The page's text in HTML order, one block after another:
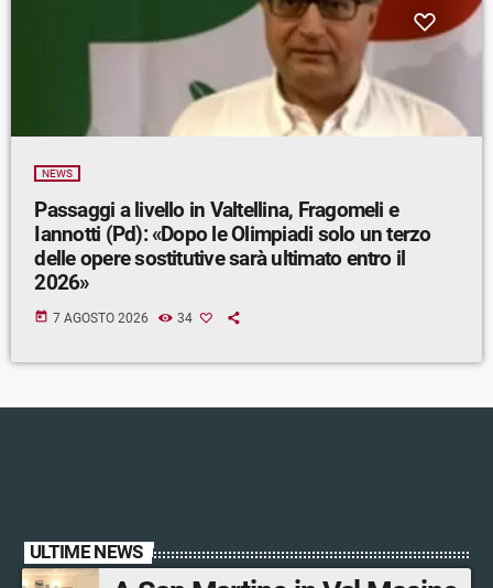
NEWS
Passaggi a livello in Valtellina, Fragomeli e
Iannotti (Pd): «Dopo le Olimpiadi solo un terzo
delle opere sostitutive sarà ultimato entro il
2026»
today 7 AGOSTO 2026 34
ULTIME NEWS